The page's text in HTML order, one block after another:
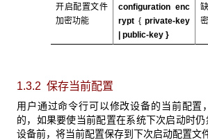
开启配置文件
加密功能
configuration enc
rypt {private-key
public-key }
1.3.2 保存当前配置
用户通过命令行可以修改设备的当前配置
的，如果要使当前配置在系统下次启动时
设备前，将当前配置保存到下次启动配置文